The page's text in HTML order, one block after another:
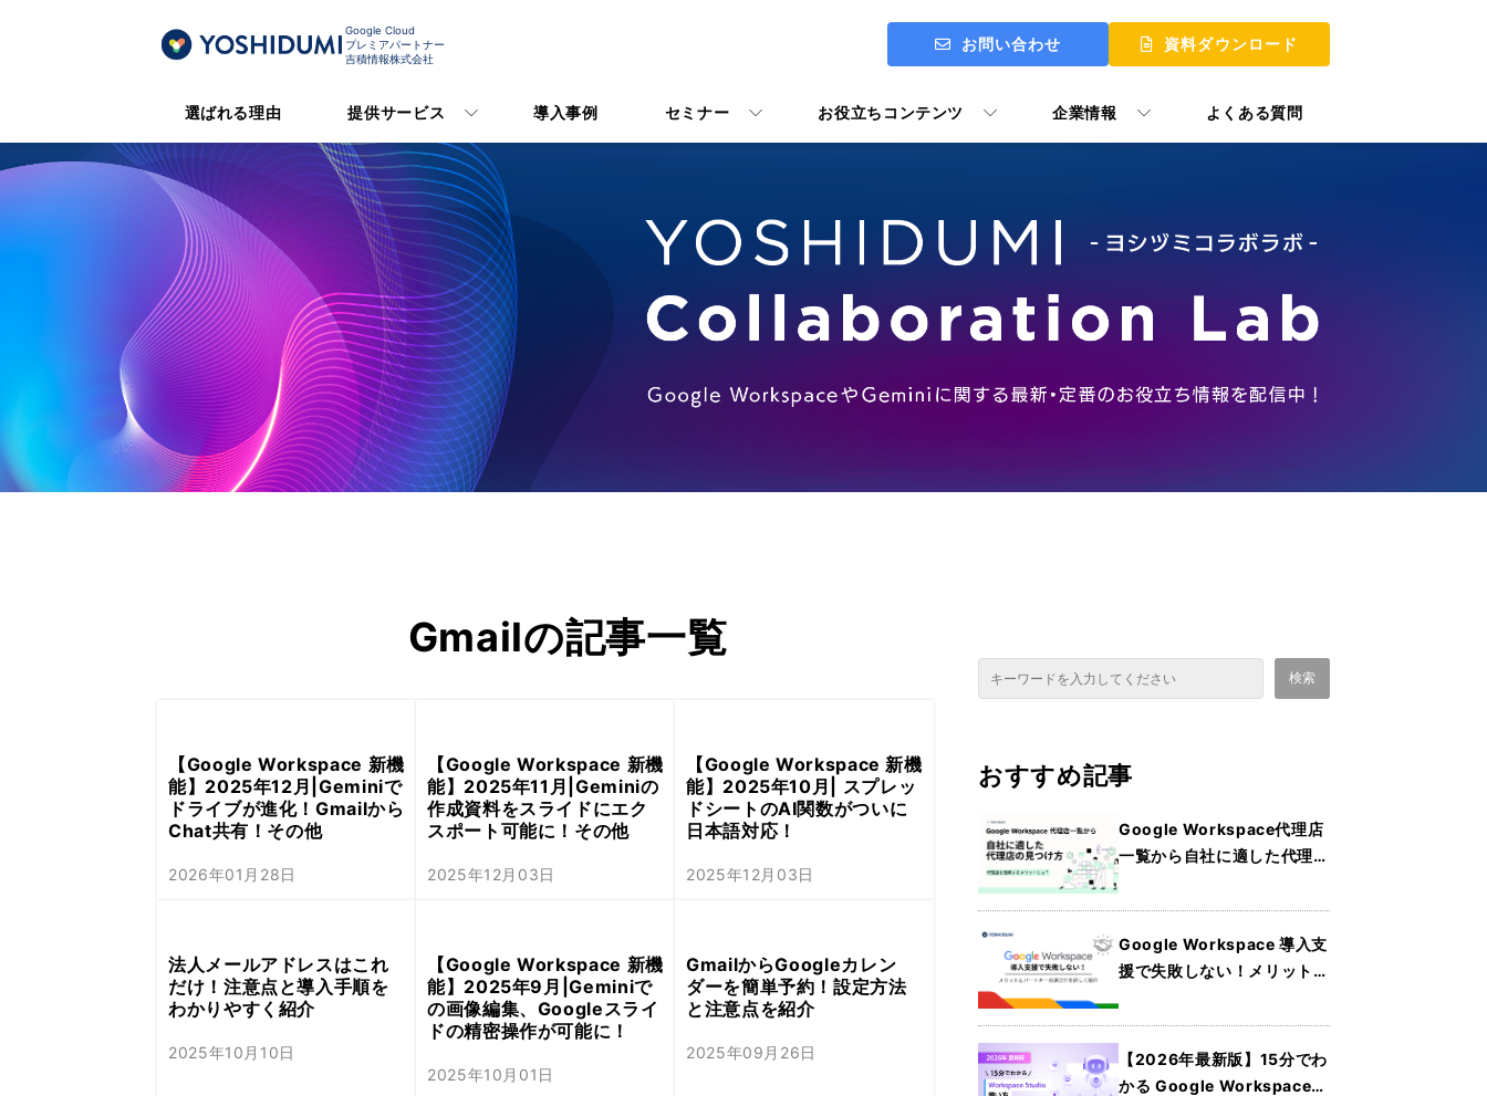
Google Cloud
プレミアパートナー
吉積情報株式会社
お問い合わせ 資料ダウンロード
選ばれる理由 提供サービス
ITアセスメント診断 ENGAGE UP
Google Workspace導入支援 MY START
導入事例 セミナー お役立ちコンテンツ 企業情報
社長メッセージ
よくある質問
Gmailの記事一覧
【Google Workspace 新機
能】2025年12月|Geminiで
ドライブが進化！Gmailから
Chat共有！その他
2026年01月28日
【Google Workspace 新機
能】2025年11月|Geminiの
作成資料をスライドにエク
スポート可能に！その他
2025年12月03日
【Google Workspace 新機
能】2025年10月| スプレッ
ドシートのAI関数がついに
日本語対応！
2025年12月03日
法人メールアドレスはこれ
だけ！注意点と導入手順を
わかりやすく紹介
2025年10月10日
【Google Workspace 新機
能】2025年9月|Geminiで
の画像編集、Googleスライ
ドの精密操作が可能に！
2025年10月01日
GmailからGoogleカレン
ダーを簡単予約！設定方法
と注意点を紹介
2025年09月26日
これは、自動候補機能付きの検索フィールドです。
検索
おすすめ記事
Google Workspace代理店
一覧から自社に適した代理店
く紹介
Google Workspace 導入支
援で失敗しない！メリットと
紹介
【2026年最新版】15分でわ
かる Google Workspace